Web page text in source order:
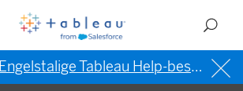
Engelstalige Tableau Help-bestand (VS)